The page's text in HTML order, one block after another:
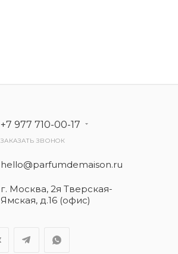
+7 977 710-00-17
ЗАКАЗАТЬ ЗВОНОК
hello@parfumdemaison.ru
г. Москва, 2я Тверская-
Ямская, д.16 (офис)